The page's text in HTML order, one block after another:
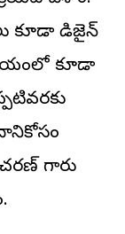
కూడా డిజైన్
కూడా
గారు